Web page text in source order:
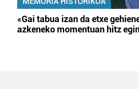
«Gai tabua izan da etxe
azkeneko momentuan hitz